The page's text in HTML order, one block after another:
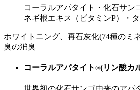
コーラルアパタイト・化石サン
ネギ根エキス（ビタミンP）・
ホワイトニング、再石灰化(74種のミ
臭の消臭
コーラルアパタイト ®(リン酸カ